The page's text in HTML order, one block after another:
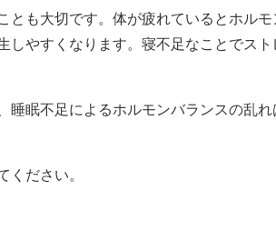
とも大切です。体が疲れているとホルモ
しやすくなります。寝不足なことでスト
眠不足によるホルモンバランスの乱れ
ださい。